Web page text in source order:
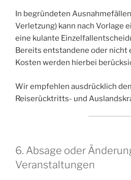
In begründeten
Verletzung) kann nach Vorlage
eine kulante
Bereits entstandene oder
Kosten werden hierbei
Wir empfehlen ausdrücklich
Reiserücktritts- und
6. Absage oder
Veranstaltungen